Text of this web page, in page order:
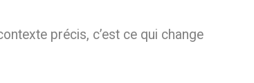
précis, c’est ce qui change